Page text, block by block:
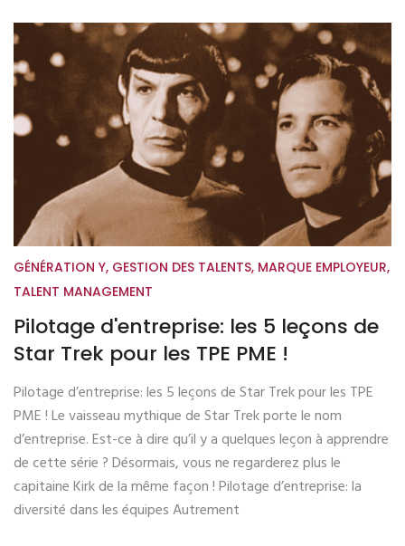
GÉNÉRATION Y, GESTION DES TALENTS, MARQUE EMPLOYEUR,
TALENT MANAGEMENT
Pilotage d'entreprise: les 5 leçons de
Star Trek pour les TPE PME !
Pilotage d’entreprise: les 5 leçons de Star Trek pour les TPE
PME ! Le vaisseau mythique de Star Trek porte le nom
d’entreprise. Est-ce à dire qu’il y a quelques leçon à apprendre
de cette série ? Désormais, vous ne regarderez plus le
capitaine Kirk de la même façon ! Pilotage d’entreprise: la
diversité dans les équipes Autrement